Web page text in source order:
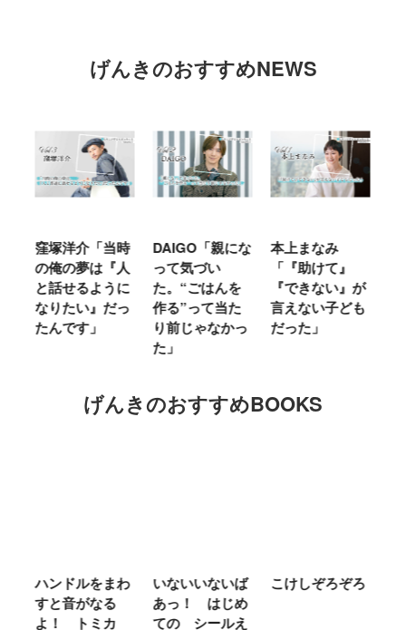
げんきのおすすめNEWS
窪塚洋介「当時
の俺の夢は『人
と話せるように
なりたい』だっ
たんです」
DAIGO「親にな
って気づい
た。“ごはんを
作る”って当た
り前じゃなかっ
た」
本上まなみ
「『助けて』
『できない』が
言えない子ども
だった」
げんきのおすすめBOOKS
ハンドルをまわ
すと音がなる
よ！ トミカ
いないいないば
あっ！ はじめ
ての シールえ
こけしぞろぞろ